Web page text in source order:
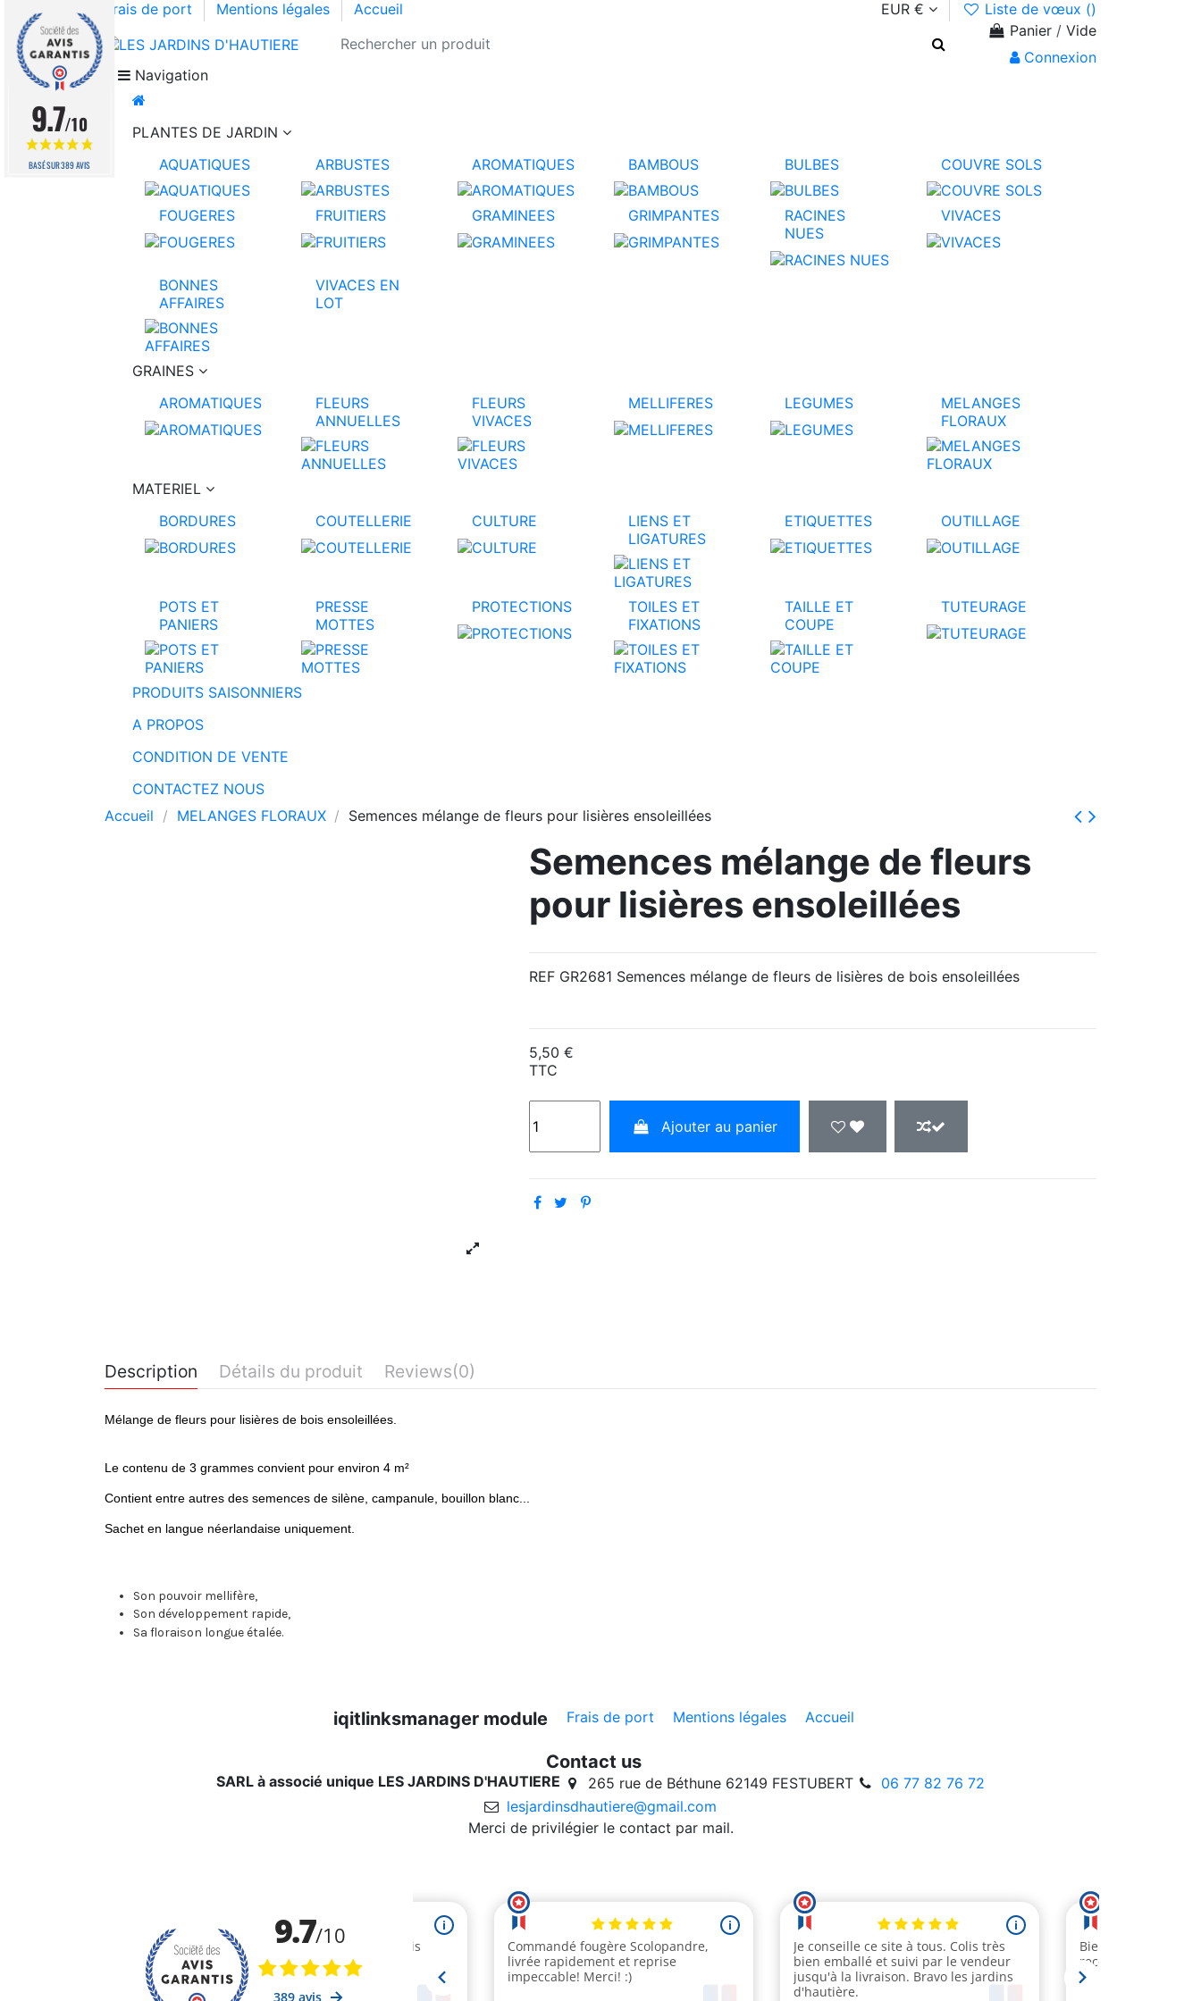
Frais de port Mentions légales Accueil EUR € Liste de vœux ()
Panier / Vide
Connexion
Navigation
PLANTES DE JARDIN
AQUATIQUES
ARBUSTES AROMATIQUES BAMBOUS BULBES COUVRE SOLS
FOUGERES FRUITIERS GRAMINEES GRIMPANTES
RACINES
NUES
VIVACES
BONNES
AFFAIRES
VIVACES EN
LOT
GRAINES
AROMATIQUES
FLEURS
ANNUELLES
FLEURS
VIVACES
MELLIFERES LEGUMES
MELANGES
FLORAUX
MATERIEL
BORDURES
COUTELLERIE CULTURE
LIENS ET
LIGATURES
ETIQUETTES OUTILLAGE
POTS ET
PANIERS
PRESSE
MOTTES
PROTECTIONS
TOILES ET
FIXATIONS
TAILLE ET
COUPE
TUTEURAGE
PRODUITS SAISONNIERS
A PROPOS
CONDITION DE VENTE
CONTACTEZ NOUS
Accueil
MELANGES FLORAUX Semences mélange de fleurs pour lisières ensoleillées
Semences mélange de fleurs
pour lisières ensoleillées
REF GR2681 Semences mélange de fleurs de lisières de bois ensoleillées
5,50 €
TTC
Ajouter au panier
Description Détails du produit Reviews(0)
Mélange de fleurs pour lisières de bois ensoleillées.
Le contenu de 3 grammes convient pour environ 4 m²
Contient entre autres des semences de silène, campanule, bouillon blanc...
Sachet en langue néerlandaise uniquement.
Son pouvoir mellifère,
Son développement rapide,
Sa floraison longue étalée.
iqitlinksmanager module Frais de port Mentions légales Accueil
Contact us
SARL à associé unique LES JARDINS D'HAUTIERE 265 rue de Béthune 62149 FESTUBERT
06 77 82 76 72
lesjardinsdhautiere@gmail.com
Merci de privilégier le contact par mail.
9.7/10
BASÉ SUR 389 AVIS